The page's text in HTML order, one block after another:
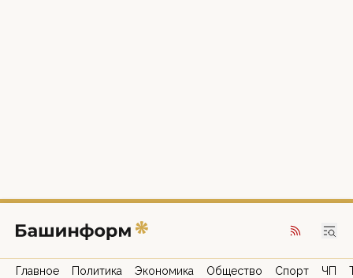
Главное Политика Экономика Общество Спорт ЧП